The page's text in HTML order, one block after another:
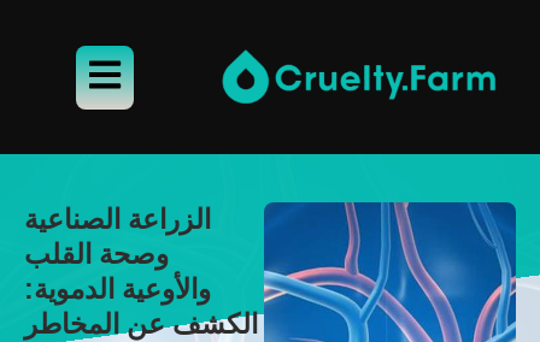
الزراعة الصناعية
وصحة القلب
والأوعية الدموية:
الكشف عن المخاطر